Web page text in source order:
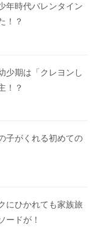
年時代バレンタイン
！？
少期は「クレヨンし
！？
子がくれる初めての
にひかれても家族旅
ードが！